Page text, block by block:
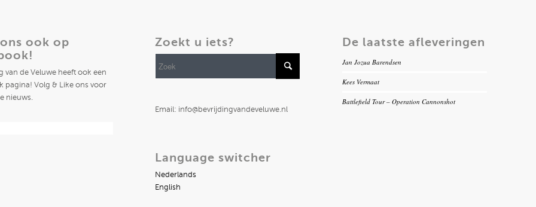
ook op
van de Veluwe heeft ook een
pagina! Volg & Like ons voor
nieuws.
Zoekt u iets?
Email: info@bevrijdingvandeveluwe.nl
Language switcher
Nederlands
English
De laatste afleveringen
Jan Jozua Barendsen
Kees Vermaat
Battlefield Tour – Operation Cannonshot